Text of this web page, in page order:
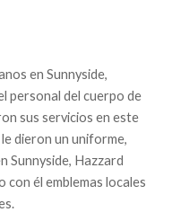
en Sunnyside,
personal del cuerpo de
sus servicios en este
dieron un uniforme,
Sunnyside, Hazzard
él emblemas locales